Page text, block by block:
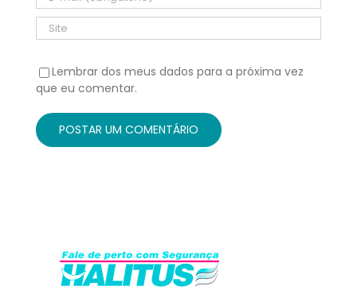
Lembrar dos meus dados para a próxima vez
que eu comentar.